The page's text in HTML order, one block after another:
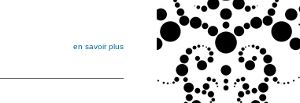
en savoir plus